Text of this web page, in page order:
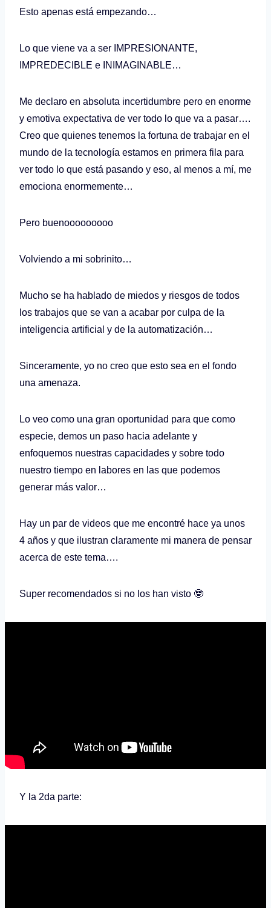
Esto apenas está empezando…
Lo que viene va a ser IMPRESIONANTE,
IMPREDECIBLE e INIMAGINABLE…
Me declaro en absoluta incertidumbre pero en enorme
y emotiva expectativa de ver todo lo que va a pasar….
Creo que quienes tenemos la fortuna de trabajar en el
mundo de la tecnología estamos en primera fila para
ver todo lo que está pasando y eso, al menos a mí, me
emociona enormemente…
Pero buenooooooooo
Volviendo a mi sobrinito…
Mucho se ha hablado de miedos y riesgos de todos
los trabajos que se van a acabar por culpa de la
inteligencia artificial y de la automatización…
Sinceramente, yo no creo que esto sea en el fondo
una amenaza.
Lo veo como una gran oportunidad para que como
especie, demos un paso hacia adelante y
enfoquemos nuestras capacidades y sobre todo
nuestro tiempo en labores en las que podemos
generar más valor…
Hay un par de videos que me encontré hace ya unos
4 años y que ilustran claramente mi manera de pensar
acerca de este tema….
Super recomendados si no los han visto 🤓
Y la 2da parte: